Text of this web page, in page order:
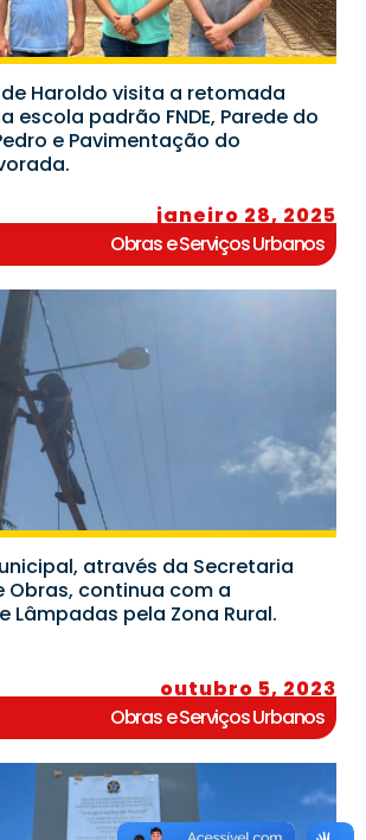
de Haroldo visita a retomada
escola padrão FNDE, Parede do
e Pavimentação do
janeiro 28, 2025
Obras e Serviços Urbanos
através da Secretaria
Obras, continua com a
Lâmpadas pela Zona Rural.
outubro 5, 2023
Obras e Serviços Urbanos